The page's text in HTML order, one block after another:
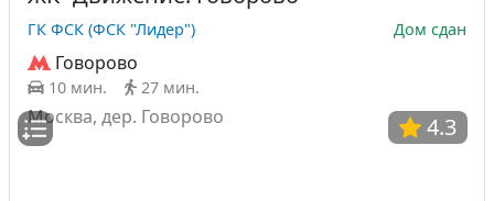
4.3
ГК ФСК (ФСК "Лидер") Дом сдан
Говорово
10 мин. 27 мин.
Москва, дер. Говорово